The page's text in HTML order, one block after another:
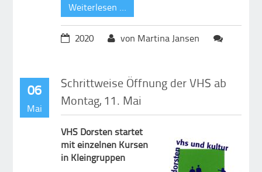
Weiterlesen …
2020 von Martina Jansen
06
Mai
Schrittweise Öffnung der VHS ab
Montag, 11. Mai
VHS Dorsten startet
mit einzelnen Kursen
in Kleingruppen